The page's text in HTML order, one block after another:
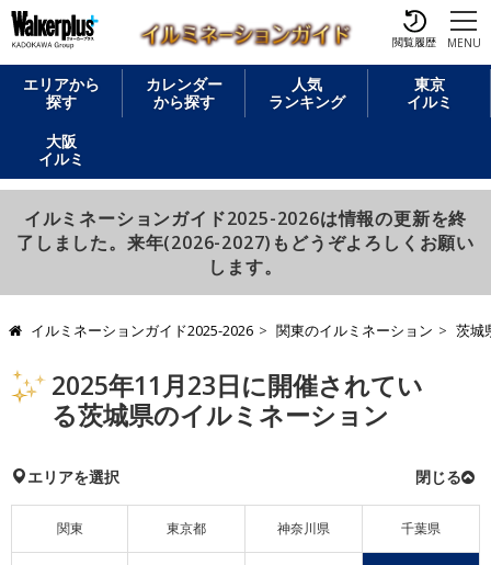
閲覧履歴 MENU
エリアから
探す
カレンダー
から探す
人気
ランキング
東京
イルミ
大阪
イルミ
イルミネーションガイド2025-2026は情報の更新を終
了しました。来年(2026-2027)もどうぞよろしくお願い
します。
イルミネーションガイド2025-2026 関東のイルミネーション 茨城
2025年11月23日に開催されてい
る茨城県のイルミネーション
エリアを選択
関東 東京都 神奈川県 千葉県